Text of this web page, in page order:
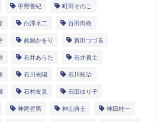
甲野善紀 町田そのこ
白澤卓二 百田尚樹
眞鍋かをり 真田つづる
石井あらた 石井貴士
石川光陽 石川拓治
石村友見 石田ゆり子
神尾哲男 神山典士 神田桂一